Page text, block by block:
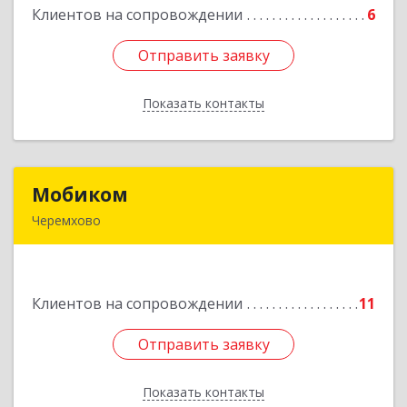
Клиентов на сопровождении 6
Отправить заявку
Показать контакты
Подробнее
Отправить заявку
Назад
Мобиком
Черемхово
Клиентов на сопровождении 11
Отправить заявку
Показать контакты
Отправить заявку
Назад